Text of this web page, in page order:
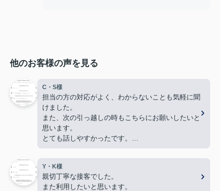
他のお客様の声を見る
C・S様
担当の方の対応がよく、わからないことも気軽に聞
けました。
また、次の引っ越しの時もこちらにお願いしたいと
思います。
とても話しやすかったです。
Y・K様
親切丁寧な接客でした。
また利用したいと思います。